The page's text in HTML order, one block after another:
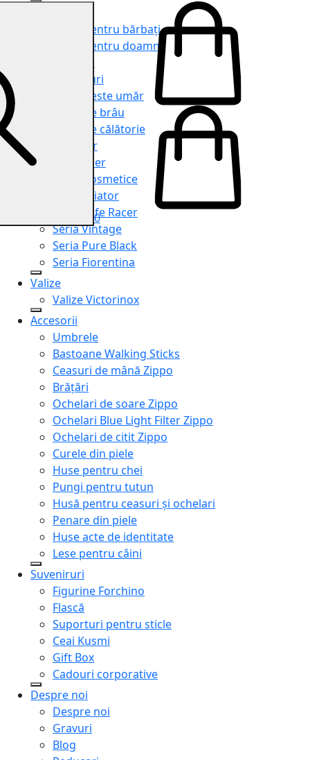
Genți pentru bărbați
Genți pentru doamne
Serviete
Rucsacuri
Genți peste umăr
Genți de brâu
Genți de călătorie
Shopper
Organiser
Truse cosmetice
Seria Aviator
Seria Cafe Racer
Seria Vintage
Seria Pure Black
Seria Fiorentina
Valize
Valize Victorinox
Accesorii
Umbrele
Bastoane Walking Sticks
Ceasuri de mână Zippo
Brățări
Ochelari de soare Zippo
Ochelari Blue Light Filter Zippo
Ochelari de citit Zippo
Curele din piele
Huse pentru chei
Pungi pentru tutun
Husă pentru ceasuri și ochelari
Penare din piele
Huse acte de identitate
Lese pentru câini
Suveniruri
Figurine Forchino
Flască
Suporturi pentru sticle
Ceai Kusmi
Gift Box
Cadouri corporative
Despre noi
Despre noi
Gravuri
Blog
0